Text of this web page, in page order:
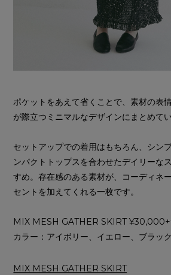
ポケットをあえて省くことで、素材の表
が際立つミニマルなデザインにまとめてい
セットアップでの着用はもちろん、シン
ンパクトトップスを合わせたデイリーな
すめ。存在感のある素材が、コーディネ
セントを加えてくれる一枚です。
MIX MESH GATHER SKIRT
カラー：アイボリー、イエロー、ブラック
MIX MESH GATHER SKIRT